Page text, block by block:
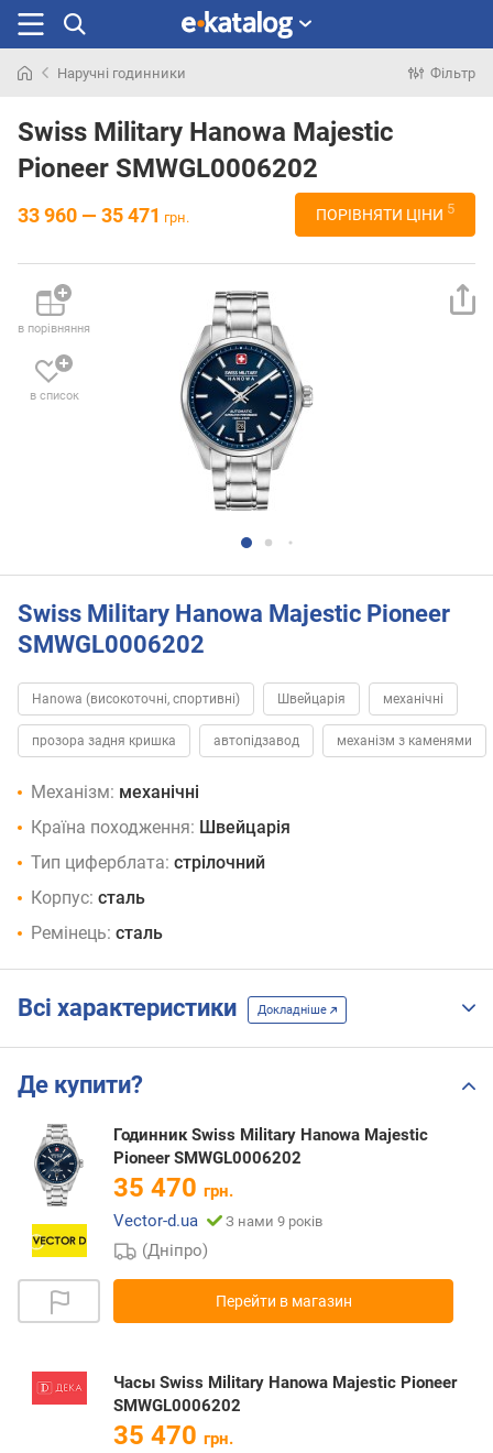
раніше
Наручні годинники Фільтр
Swiss Military Hanowa Majestic
Pioneer SMWGL0006202
33 960 — 35 471 грн. ПОРІВНЯТИ ЦІНИ 5
в порівняння
в список
Swiss Military Hanowa Majestic Pioneer
SMWGL0006202
Hanowa (високоточні, спортивні) Швейцарія механічні
прозора задня кришка автопідзавод механізм з каменями
Механізм: механічні
Країна походження: Швейцарія
Тип циферблата: стрілочний
Корпус: сталь
Ремінець: сталь
Всі характеристики Докладніше
Де купити?
Годинник Swiss Military Hanowa Majestic
Pioneer SMWGL0006202
35 470 грн.
Vector-d.ua
З нами 9 років
(Дніпро)
Перейти в магазин
Часы Swiss Military Hanowa Majestic Pioneer
SMWGL0006202
35 470 грн.